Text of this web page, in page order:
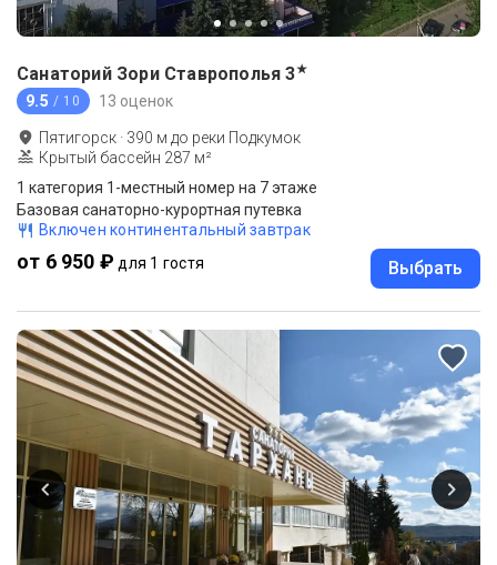
Санаторий Зори Ставрополья 3★
9.5 / 10 13 оценок
Пятигорск · 390 м до реки Подкумок
Крытый бассейн 287 м²
1 категория 1-местный номер на 7 этаже
Базовая санаторно-курортная путевка
Включен континентальный завтрак
от 6 950 ₽ для 1 гостя Выбрать